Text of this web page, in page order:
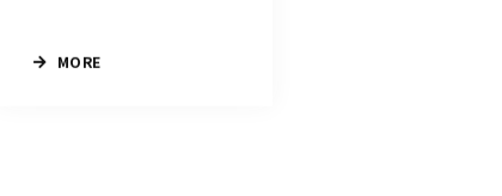
MORE